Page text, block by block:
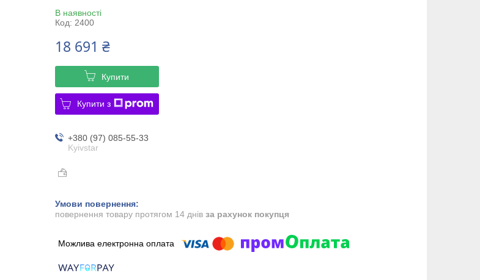
В наявності
Код: 2400
18 691 ₴
Купити
Купити з
+380 (97) 085-55-33
Kyivstar
повернення товару протягом 14 днів за рахунок покупця